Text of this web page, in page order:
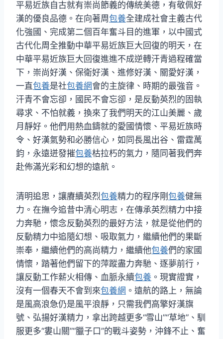
平易近族自古就有崇尚節義的傳統美德，有敬佩好
漢的優良品德。在向著周包養全建成社會主義古代
化強國、完成第二個百年奮斗目的進軍，以中國式
古代化周全推動中華平易近族巨大回復的明天，在
中華平易近族巨大回復進進不成逆轉汗青過程確當
下，崇尚好漢、保衛好漢、進修好漢、關愛好漢，
一直包養是社包養網會的主旋律、時期的最強音。
汗青不會忘卻，國民不會忘卻，是反動英烈的固執
尋求、不怕就義，換來了我們明天的江山美麗、歲
月靜好。他們用熱血鑄就的愛國情懷、平易近族時
令、好漢氣勢和必勝信心，如同長風出谷、雷霆萬
鈞，永遠迸發摧包養枯拉朽的氣力，隨同著我們奔
赴佈滿光彩和幻想的遠航。
清明追思，讓賡續英烈包養精力的程序剛包養健無
力。在撫今追昔中清心明志，在傳承英烈精力中接
力奔馳，懷念反動英烈的最好方法，就是從他們的
反動精力中追隨幻想、吸取氣力，繼續他們的果斷
崇奉，繼續他們的高尚精力，繼續他包養們的家國
情懷，踏著他們留下的萍蹤盡力奔馳、逐夢前行，
讓反動工作薪火相傳、血脈永續包養 。現實證實，
沒有一個春天不會到來包養網 。遠航的路上，無論
是風高浪急仍是風平浪靜，只需我們高擎好漢旗
號、弘揚好漢精力，拿出跨越更多“雪山”“草地”、馴
服更多“婁山關”“臘子口”的戰斗姿勢，沖鋒不止、奮